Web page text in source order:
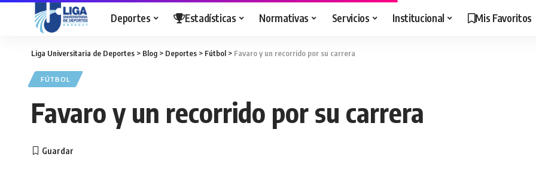
Deportes Estadísticas Normativas Servicios Institucional Mis Favoritos
Liga Universitaria de Deportes > Blog > Deportes > Fútbol > Favaro y un recorrido por su carrera
FÚTBOL
Favaro y un recorrido por su carrera